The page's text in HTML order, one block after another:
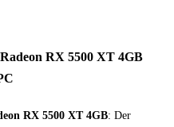
RX 5500 XT 4GB
RX 5500 XT 4GB: Der